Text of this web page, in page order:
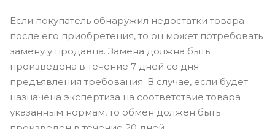
Если покупатель обнаружил недостатки товара
после его приобретения, то он может потребовать
замену у продавца. Замена должна быть
произведена в течение 7 дней со дня
предъявления требования. В случае, если будет
назначена экспертиза на соответствие товара
указанным нормам, то обмен должен быть